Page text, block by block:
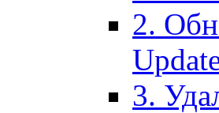
2.
3.